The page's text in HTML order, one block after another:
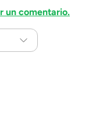
un comentario.